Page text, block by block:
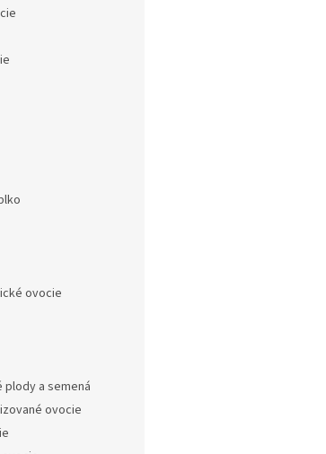
ovocie
plody a semená
ovocie